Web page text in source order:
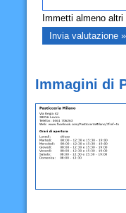
Immetti almeno altri
Immagini di